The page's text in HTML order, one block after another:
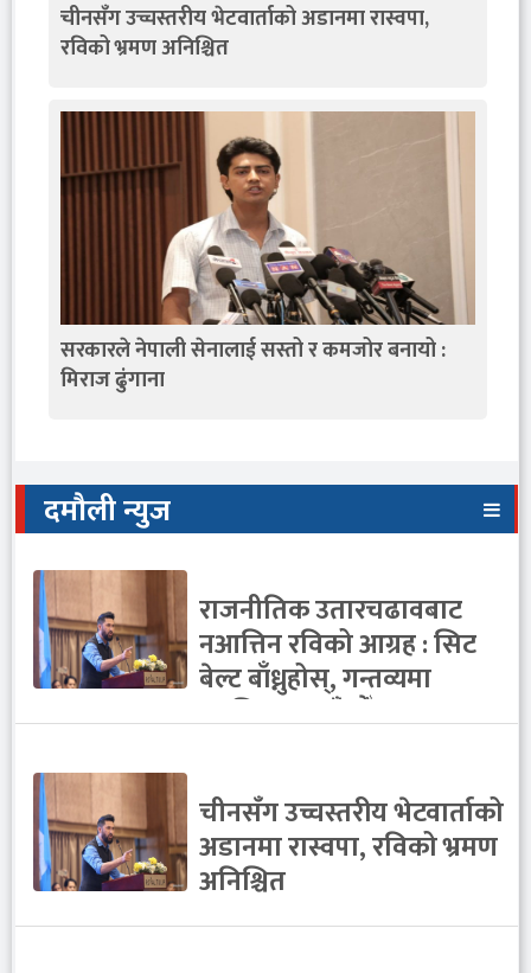
चीनसँग उच्चस्तरीय भेटवार्ताको अडानमा रास्वपा,
रविको भ्रमण अनिश्चित
सरकारले नेपाली सेनालाई सस्तो र कमजोर बनायो :
मिराज ढुंगाना
दमौली न्युज
राजनीतिक उतारचढावबाट
नआत्तिन रविको आग्रह : सिट
बेल्ट बाँध्नुहोस्, गन्तव्यमा
सुरक्षित पुर्‍याउँछौँ
चीनसँग उच्चस्तरीय भेटवार्ताको
अडानमा रास्वपा, रविको भ्रमण
अनिश्चित